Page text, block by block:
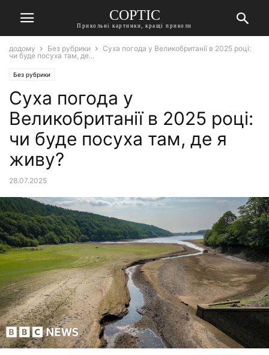
СОРТІС
Прикольні картинки, кращі приколи
додому Без рубрики
Суха погода у Великобританії в 2025 році:
чи буде посуха там, де...
Без рубрики
Суха погода у
Великобританії в 2025 році:
чи буде посуха там, де я
живу?
28.07.2025